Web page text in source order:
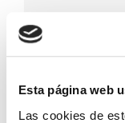
Esta página web
Las cookies de
*Ver